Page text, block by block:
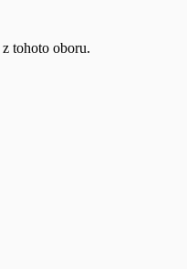
z tohoto oboru.